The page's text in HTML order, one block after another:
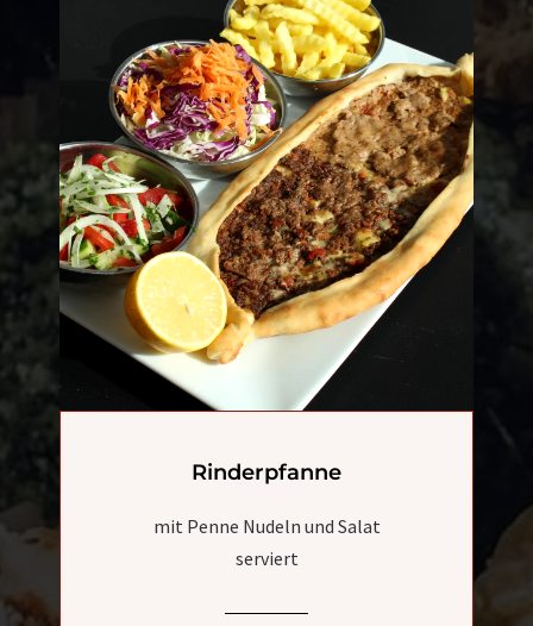
Rinderpfanne
mit Penne Nudeln und Salat
serviert